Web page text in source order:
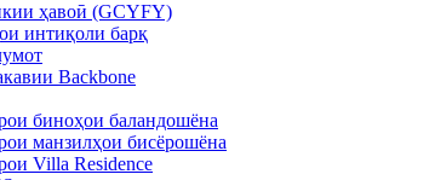
ҳавоӣ (GCYFY)
интиқоли барқ
Backbone
биноҳои баландошёна
манзилҳои бисёрошёна
Villa Residence